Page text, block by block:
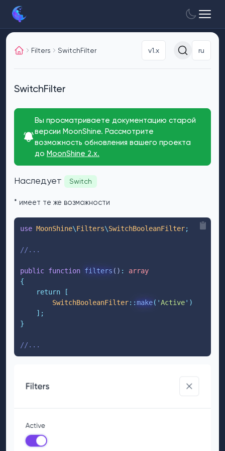
Filters SwitchFilter v1.x ru
SwitchFilter
Вы просматриваете документацию старой
версии MoonShine. Рассмотрите
возможность обновления вашего проекта
до MoonShine 2.x.
Наследует Switch
* имеет те же возможности
use MoonShine\Filters\SwitchBooleanFilter;
//...
public function filters () :
array
{
return
[
SwitchBooleanFilter::make( 'Active' )
];
}
//...